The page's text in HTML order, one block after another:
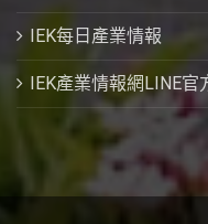
IEK每日產業情報
IEK產業情報網LINE官